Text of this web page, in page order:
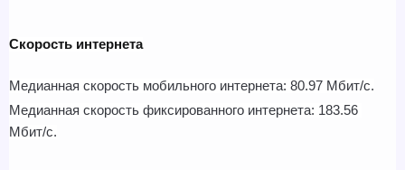
Скорость интернета
Медианная скорость мобильного интернета: 80.97 Мбит/с.
Медианная скорость фиксированного интернета: 183.56
Мбит/с.